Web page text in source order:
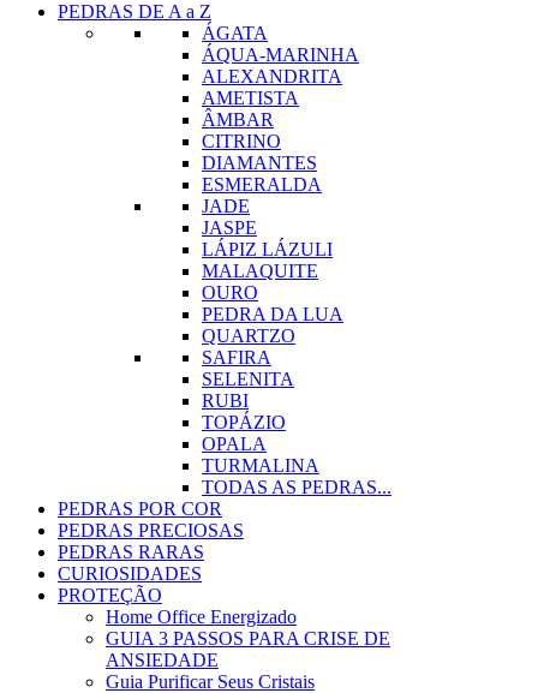
PEDRAS DE A a Z
ÁGATA
ÁQUA-MARINHA
ALEXANDRITA
AMETISTA
ÂMBAR
CITRINO
DIAMANTES
ESMERALDA
JADE
JASPE
LÁPIZ LÁZULI
MALAQUITE
OURO
PEDRA DA LUA
QUARTZO
SAFIRA
SELENITA
RUBI
TOPÁZIO
OPALA
TURMALINA
TODAS AS PEDRAS...
PEDRAS POR COR
PEDRAS PRECIOSAS
PEDRAS RARAS
CURIOSIDADES
PROTEÇÃO
Home Office Energizado
GUIA 3 PASSOS PARA CRISE DE
ANSIEDADE
Guia Purificar Seus Cristais